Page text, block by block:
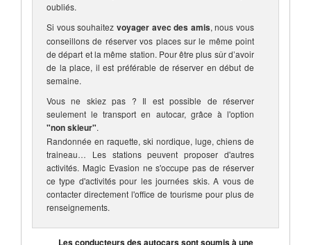
oubliés.
Si vous souhaitez voyager avec des amis, nous vous
conseillons de réserver vos places sur le même point
de départ et la même station. Pour être plus sûr d’avoir
de la place, il est préférable de réserver en début de
semaine.
Vous ne skiez pas ? Il est possible de réserver
seulement le transport en autocar, grâce à l'option
"non skieur".
Randonnée en raquette, ski nordique, luge, chiens de
traineau… Les stations peuvent proposer d'autres
activités. Magic Evasion ne s'occupe pas de réserver
ce type d'activités pour les journées skis. A vous de
contacter directement l'office de tourisme pour plus de
renseignements.
Les conducteurs des autocars sont soumis à une